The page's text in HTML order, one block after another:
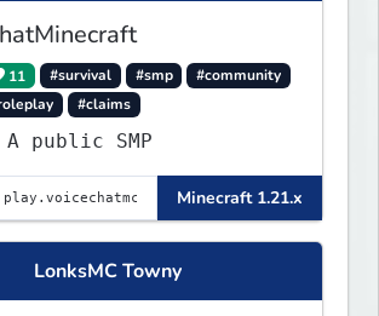
11 #survival #smp
#community
#claims
VCMC ┃ A public SMP
Minecraft 1.21.x
LonksMC Towny